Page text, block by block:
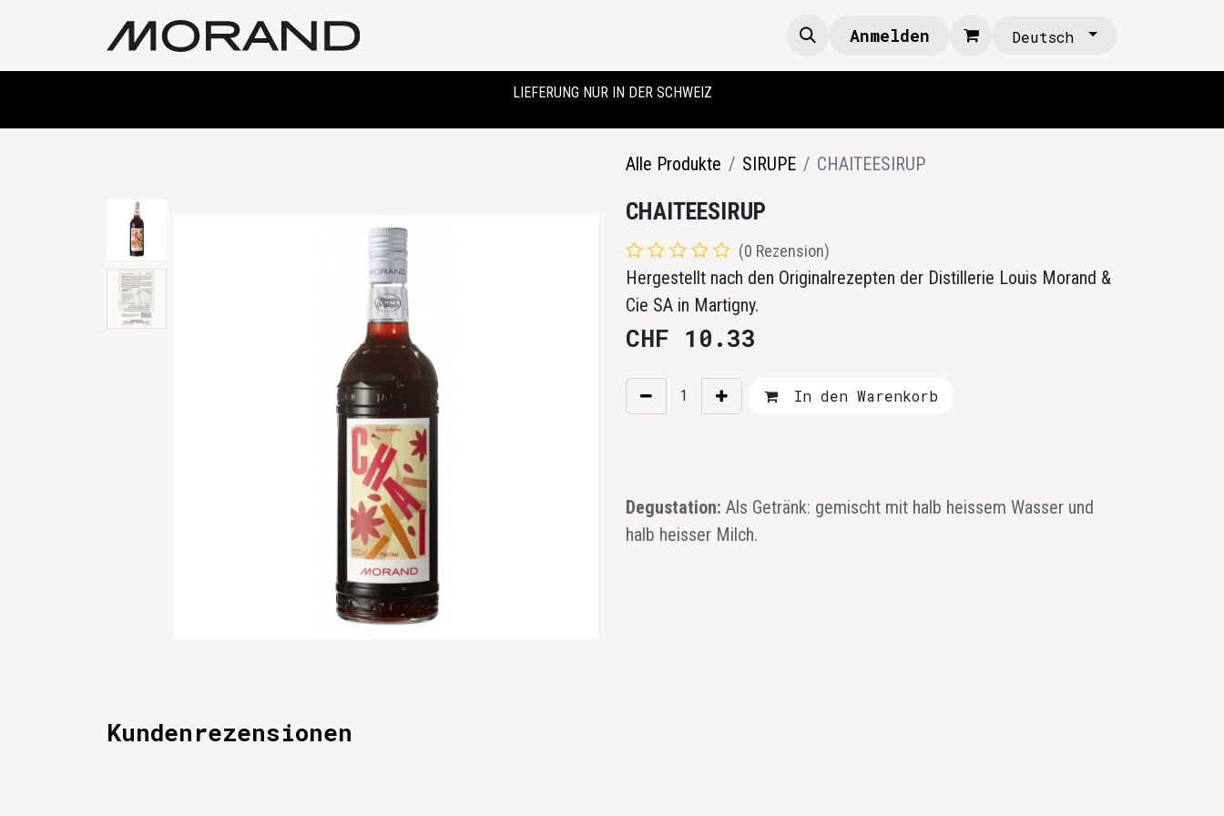
Anmelden Deutsch
LIEFERUNG NUR IN DER SCHWEIZ
Alle Produkte SIRUPE CHAITEESIRUP
CHAITEESIRUP
(0 Rezension)
Hergestellt nach den Originalrezepten der Distillerie Louis Morand &
Cie SA in Martigny.
CHF 10.33
In den Warenkorb
Degustation: Als Getränk: gemischt mit halb heissem Wasser und
halb heisser Milch.
Kundenrezensionen